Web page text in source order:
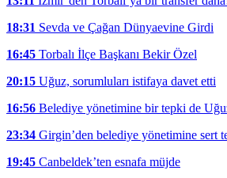
18:31 Sevda ve Çağan Dünyaevine Girdi
16:45 Torbalı İlçe Başkanı Bekir Özel
20:15 Uğuz, sorumluları istifaya davet etti
16:56 Belediye yönetimine bir tepki de
23:34 Girgin’den belediye yönetimine sert
19:45 Canbeldek’ten esnafa müjde